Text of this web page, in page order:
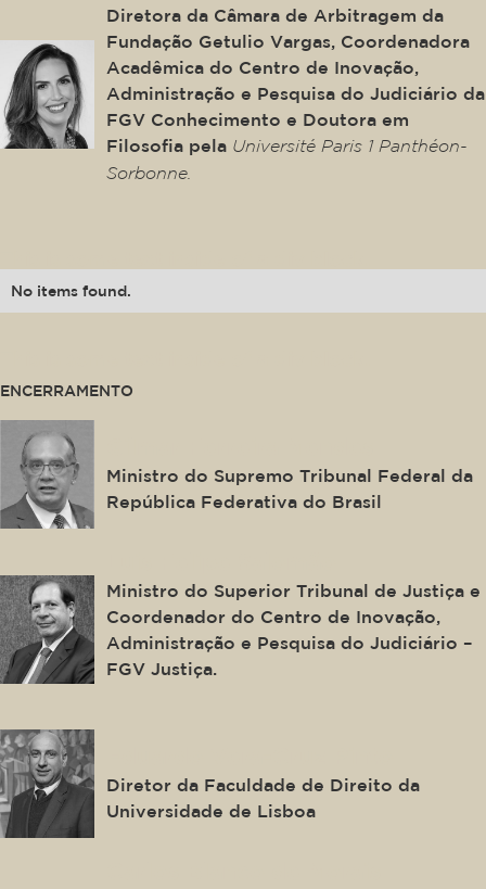
Diretora da Câmara de Arbitragem da
Fundação Getulio Vargas, Coordenadora
Acadêmica do Centro de Inovação,
Administração e Pesquisa do Judiciário da
FGV Conhecimento e Doutora em
Filosofia pela Université Paris 1 Panthéon-
Sorbonne.
No items found.
ENCERRAMENTO
Ministro do Supremo Tribunal Federal da
República Federativa do Brasil
Ministro do Superior Tribunal de Justiça e
Coordenador do Centro de Inovação,
Administração e Pesquisa do Judiciário –
FGV Justiça.
Diretor da Faculdade de Direito da
Universidade de Lisboa